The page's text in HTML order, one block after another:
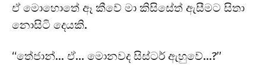
ඒ මොහොතේ ඈ කීවේ මා කිසිසේත් ඇසීමට සිතා
නොසිටි දෙයකි.
“තේජාන්… ඒ… මොනවද සිස්ටර් ඇහුවේ…?”